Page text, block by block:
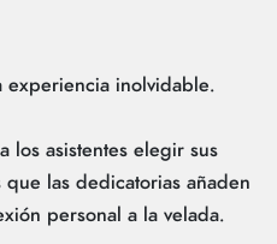
experiencia inolvidable.
los asistentes elegir sus
que las dedicatorias añaden
personal a la velada.